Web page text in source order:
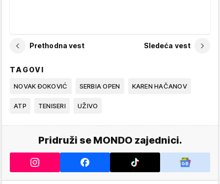
Prethodna vest Sledeća vest
TAGOVI
NOVAK ĐOKOVIĆ SERBIA OPEN KAREN HAČANOV
ATP TENISERI UŽIVO
Pridruži se MONDO zajednici.